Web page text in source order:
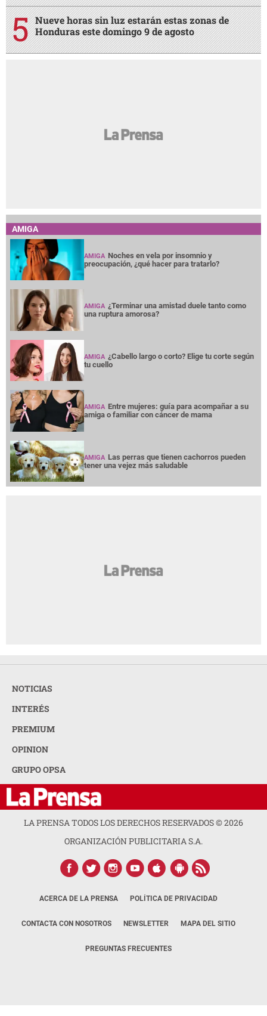
Nueve horas sin luz estarán estas zonas de
Honduras este domingo 9 de agosto
AMIGA
AMIGA Noches en vela por insomnio y
preocupación, ¿qué hacer para tratarlo?
AMIGA ¿Terminar una amistad duele tanto como
una ruptura amorosa?
AMIGA ¿Cabello largo o corto? Elige tu corte según
tu cuello
AMIGA Entre mujeres: guía para acompañar a su
amiga o familiar con cáncer de mama
AMIGA Las perras que tienen cachorros pueden
tener una vejez más saludable
NOTICIAS
INTERÉS
PREMIUM
OPINION
GRUPO OPSA
LA PRENSA TODOS LOS DERECHOS RESERVADOS ©2026
ORGANIZACIÓN PUBLICITARIA S.A.
ACERCA DE LA PRENSA POLÍTICA DE PRIVACIDAD
CONTACTA CON NOSOTROS NEWSLETTER MAPA DEL SITIO
PREGUNTAS FRECUENTES